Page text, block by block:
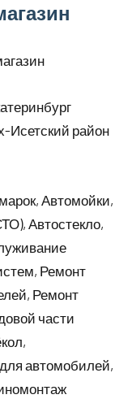
Исетский район
Автомойки,
Автостекло,
Ремонт
Ремонт
части
автомобилей,